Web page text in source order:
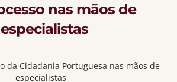
nas mãos de
especialistas
da Cidadania Portuguesa nas mãos de
especialistas